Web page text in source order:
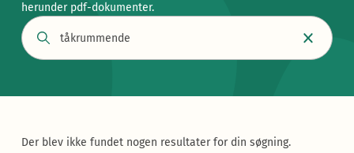
herunder pdf-dokumenter.
Der blev ikke fundet nogen resultater for din søgning.